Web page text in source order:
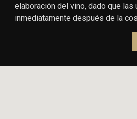
elaboración del vino, dado que las
inmediatamente después de la